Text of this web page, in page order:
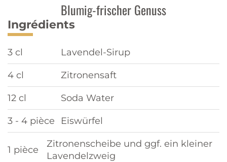
Blumig-frischer Genuss
Ingrédients
3 cl Lavendel-Sirup
4 cl Zitronensaft
12 cl Soda Water
3 - 4 pièce Eiswürfel
1 pièce
Zitronenscheibe und ggf. ein kleiner
Lavendelzweig